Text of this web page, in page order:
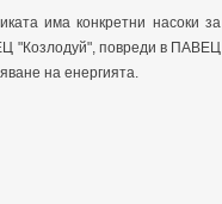
има конкретни насоки за
"Козлодуй", повреди в ПАВЕЦ
на енергията.